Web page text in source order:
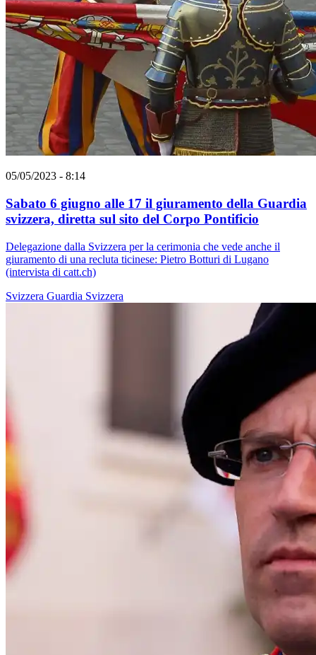
05/05/2023 - 8:14
Sabato 6 giugno alle 17 il giuramento della Guardia
svizzera, diretta sul sito del Corpo Pontificio
Delegazione dalla Svizzera per la cerimonia che vede anche il
giuramento di una recluta ticinese: Pietro Botturi di Lugano
(intervista di catt.ch)
Svizzera Guardia Svizzera